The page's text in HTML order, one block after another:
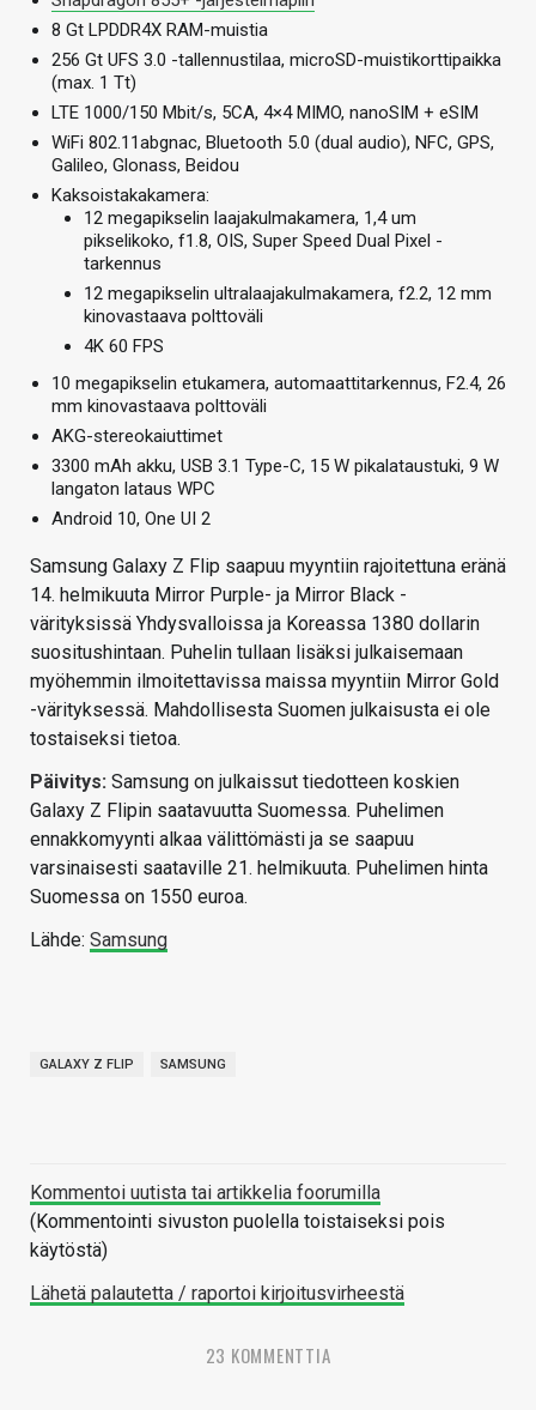
8 Gt LPDDR4X RAM-muistia
256 Gt UFS 3.0 -tallennustilaa, microSD-muistikorttipaikka
(max. 1 Tt)
LTE 1000/150 Mbit/s, 5CA, 4×4 MIMO, nanoSIM + eSIM
WiFi 802.11abgnac, Bluetooth 5.0 (dual audio), NFC, GPS,
Galileo, Glonass, Beidou
Kaksoistakakamera:
12 megapikselin laajakulmakamera, 1,4 um
pikselikoko, f1.8, OIS, Super Speed Dual Pixel -
tarkennus
12 megapikselin ultralaajakulmakamera, f2.2, 12 mm
kinovastaava polttoväli
4K 60 FPS
10 megapikselin etukamera, automaattitarkennus, F2.4, 26
mm kinovastaava polttoväli
AKG-stereokaiuttimet
3300 mAh akku, USB 3.1 Type-C, 15 W pikalataustuki, 9 W
langaton lataus WPC
Android 10, One UI 2
Samsung Galaxy Z Flip saapuu myyntiin rajoitettuna eränä
14. helmikuuta Mirror Purple- ja Mirror Black -
värityksissä Yhdysvalloissa ja Koreassa 1380 dollarin
suositushintaan. Puhelin tullaan lisäksi julkaisemaan
myöhemmin ilmoitettavissa maissa myyntiin Mirror Gold
-värityksessä. Mahdollisesta Suomen julkaisusta ei ole
tostaiseksi tietoa.
Päivitys: Samsung on julkaissut tiedotteen koskien
Galaxy Z Flipin saatavuutta Suomessa. Puhelimen
ennakkomyynti alkaa välittömästi ja se saapuu
varsinaisesti saataville 21. helmikuuta. Puhelimen hinta
Suomessa on 1550 euroa.
Lähde: Samsung
GALAXY Z FLIP SAMSUNG
Kommentoi uutista tai artikkelia foorumilla
(Kommentointi sivuston puolella toistaiseksi pois
käytöstä)
Lähetä palautetta / raportoi kirjoitusvirheestä
23 KOMMENTTIA